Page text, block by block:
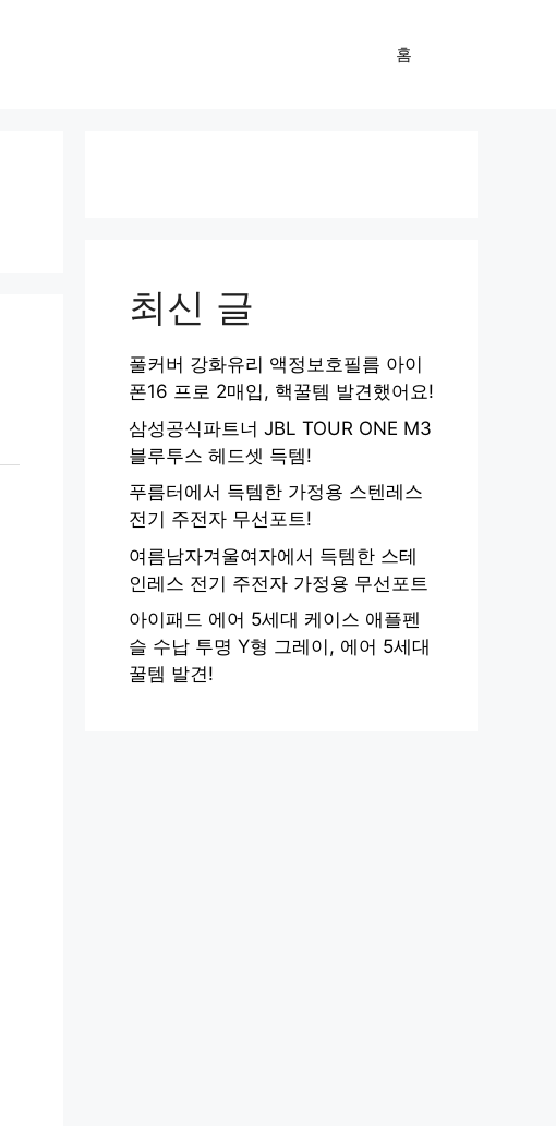
홈
최신 글
풀커버 강화유리 액정보호필름 아이
폰16 프로 2매입, 핵꿀템 발견했어요!
삼성공식파트너 JBL TOUR ONE M3
블루투스 헤드셋 득템!
푸름터에서 득템한 가정용 스텐레스
전기 주전자 무선포트!
여름남자겨울여자에서 득템한 스테
인레스 전기 주전자 가정용 무선포트
아이패드 에어 5세대 케이스 애플펜
슬 수납 투명 Y형 그레이, 에어 5세대
꿀템 발견!